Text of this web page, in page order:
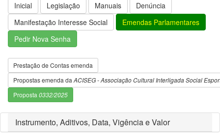
Inicial Legislação Manuais
Denúncia
Manifestação Interesse Social
Emendas Parlamentares
Pedir Nova Senha
Prestação de Contas emenda
Propostas emenda da ACISEG - Associação Cultural Interligada Social
Proposta 0332/2025
Instrumento, Aditivos, Data, Vigência e Valor